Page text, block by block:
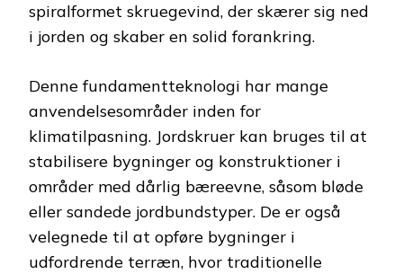
spiralformet skruegevind, der skærer sig ned
i jorden og skaber en solid forankring.
Denne fundamentteknologi har mange
anvendelsesområder inden for
klimatilpasning. Jordskruer kan bruges til at
stabilisere bygninger og konstruktioner i
områder med dårlig bæreevne, såsom bløde
eller sandede jordbundstyper. De er også
velegnede til at opføre bygninger i
udfordrende terræn, hvor traditionelle